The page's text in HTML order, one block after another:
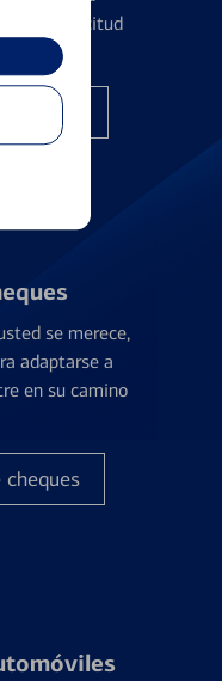
una solicitud
se merece,
adaptarse a
en su camino